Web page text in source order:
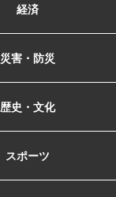
経済
災害・防災
歴史・文化
スポーツ